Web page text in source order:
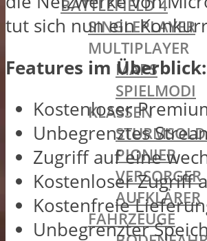
BATTLEFIELD 4
SINGLEPLAYER
MULTIPLAYER
MAPS
SPIELMODI
KLASSEN
PIONIER
VERSORGER
AUFKLÄRER
FAHRZEUGE
tut sich nun ein
Features im Überblick:
Kostenloser
Unbegrenztes
Zugriff auf eine
Kostenloser Zugriff
Kostenfreie
Unbegrenzter